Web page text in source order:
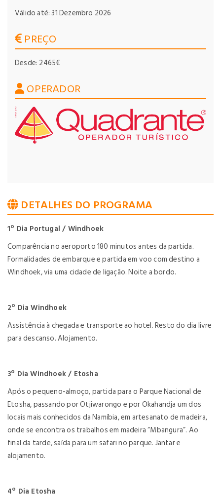
Válido até: 31 Dezembro 2026
PREÇO
Desde: 2465€
OPERADOR
DETALHES DO PROGRAMA
1º Dia Portugal / Windhoek
Comparência no aeroporto 180 minutos antes da partida.
Formalidades de embarque e partida em voo com destino a
Windhoek, via uma cidade de ligação. Noite a bordo.
2º Dia Windhoek
Assistência à chegada e transporte ao hotel. Resto do dia livre
para descanso. Alojamento.
3º Dia Windhoek / Etosha
Após o pequeno-almoço, partida para o Parque Nacional de
Etosha, passando por Otjiwarongo e por Okahandja um dos
locais mais conhecidos da Namíbia, em artesanato de madeira,
onde se encontra os trabalhos em madeira “Mbangura”. Ao
final da tarde, saída para um safari no parque. Jantar e
alojamento.
4º Dia Etosha